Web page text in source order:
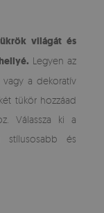
világát és
Legyen az
a dekoratív
tükör hozzáad
Válassza ki a
és